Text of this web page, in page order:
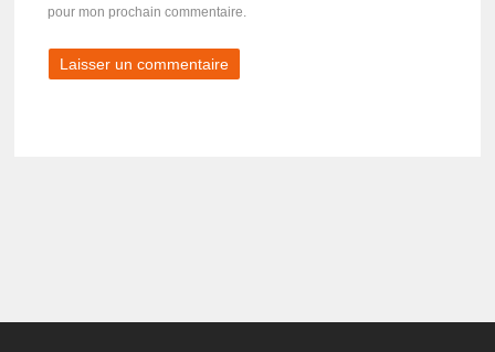
pour mon prochain commentaire.